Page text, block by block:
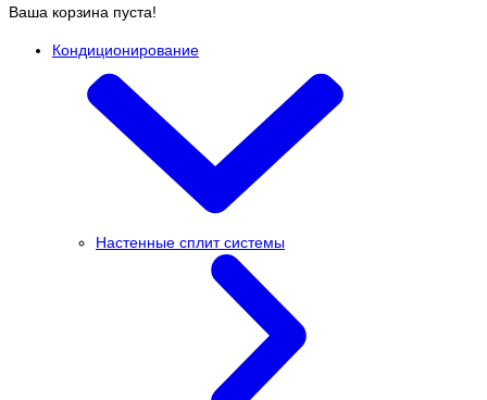
Ваша корзина пуста!
Кондиционирование
Настенные сплит системы